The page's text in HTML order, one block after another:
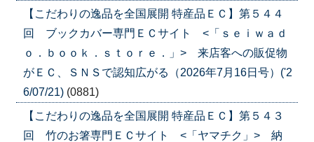
【こだわりの逸品を全国展開 特産品ＥＣ】第５４４
回 ブックカバー専門ＥＣサイト <「ｓｅｉｗａｄ
ｏ．ｂｏｏｋ．ｓｔｏｒｅ．」> 来店客への販促物
がＥＣ、ＳＮＳで認知広がる（2026年7月16日号）('2
6/07/21) (0881)
【こだわりの逸品を全国展開 特産品ＥＣ】第５４３
回 竹のお箸専門ＥＣサイト <「ヤマチク」> 納